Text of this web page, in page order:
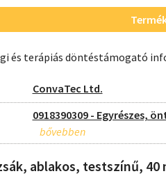
és terápiás döntéstámogató
ConvaTec Ltd.
0918390309 - Egyrészes,
ablakos, testszínű, 40